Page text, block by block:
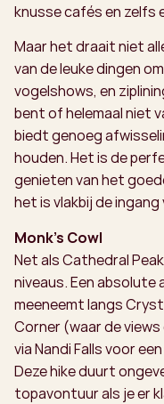
knusse cafés en zelfs
Maar het draait niet
van de leuke dingen
vogelshows, en
bent of helemaal niet
biedt genoeg
houden. Het is de
genieten van het
het is vlakbij de ingang
Monk’s Cowl
Net als Cathedral
niveaus. Een absolute
meeneemt langs
Corner (waar de
via Nandi Falls voor
Deze hike duurt
topavontuur als je er